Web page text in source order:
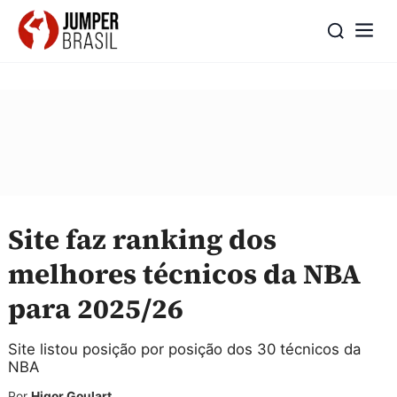
Site faz ranking dos
melhores técnicos da NBA
para 2025/26
Site listou posição por posição dos 30 técnicos da
NBA